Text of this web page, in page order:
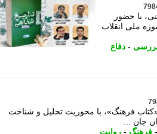
با حضور
ملی انقلاب
- دفاع
فرهنگ»، با محوریت تحلیل و شناخت
جان ...
- فرهنگ - روایت